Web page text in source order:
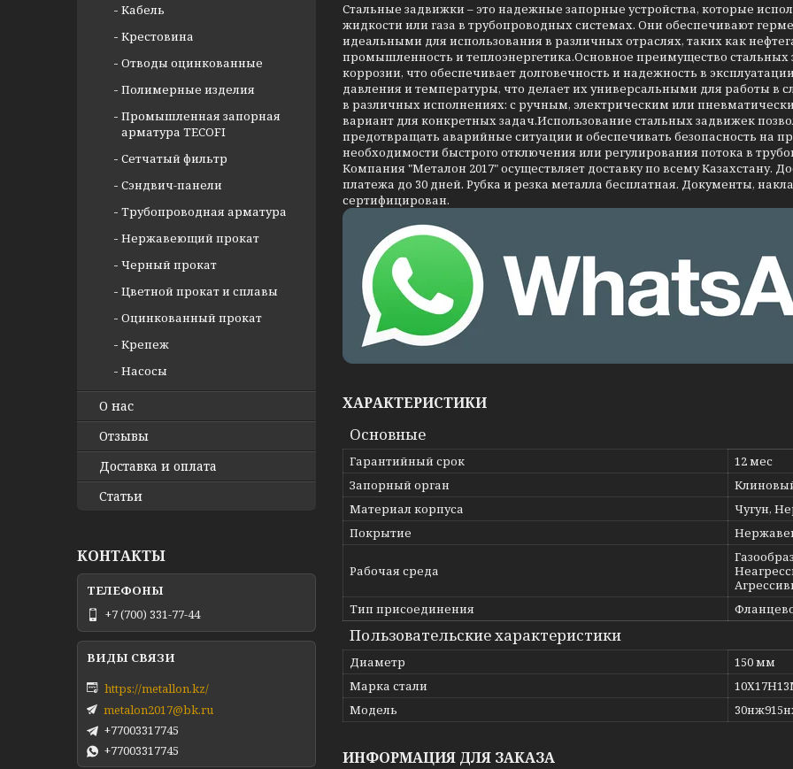
Стальные задвижки – это надежные запорные устройства, которые
жидкости или газа в трубопроводных системах. Они обеспечивают
идеальными для использования в различных отраслях, таких как
промышленность и теплоэнергетика.Основное преимущество стальных
коррозии, что обеспечивает долговечность и надежность в
давления и температуры, что делает их универсальными для работы в
в различных исполнениях: с ручным, электрическим или
вариант для конкретных задач.Использование стальных задвижек
предотвращать аварийные ситуации и обеспечивать безопасность
необходимости быстрого отключения или регулирования потока в
Компания "Металон 2017" осуществляет доставку по всему Казахстану.
платежа до 30 дней. Рубка и резка металла бесплатная. Документы,
сертифицирован.
ХАРАКТЕРИСТИКИ
Основные
Гарантийный срок
12 мес
Запорный орган
Материал корпуса
Чугун,
Покрытие
Рабочая среда
Тип присоединения
Пользовательские характеристики
Диаметр
150 мм
Марка стали
Модель
ИНФОРМАЦИЯ ДЛЯ ЗАКАЗА
Кабель
Крестовина
Отводы оцинкованные
Полимерные изделия
Промышленная запорная
арматура TECOFI
Сетчатый фильтр
Сэндвич-панели
Трубопроводная арматура
Нержавеющий прокат
Черный прокат
Цветной прокат и сплавы
Оцинкованный прокат
Крепеж
Насосы
О нас
Отзывы
Доставка и оплата
Статьи
КОНТАКТЫ
+7 (700) 331-77-44
https://metallon.kz/
metalon2017@bk.ru
+77003317745
+77003317745